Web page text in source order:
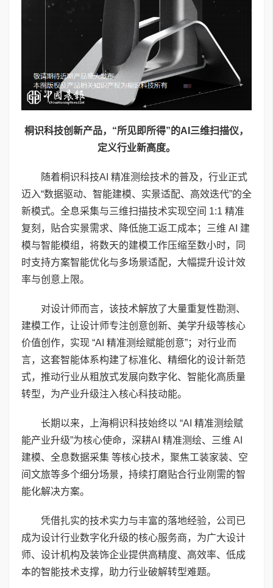
桐识科技创新产品，“所见即所得”的AI 三维扫描仪，
定义行业新高度。
随着桐识科技AI 精准测绘技术的普及，行业正式
迈入“数据驱动、智能建模、实景适配、高效迭代”的全
新模式。全息采集与三维扫描技术实现空间 1:1 精准
复刻，贴合实景需求、降低施工返工成本；三维 AI 建
模与智能模组，将数天的建模工作压缩至数小时，同
时支持方案智能优化与多场景适配，大幅提升设计效
率与创意上限。
对设计师而言，该技术解放了大量重复性勘测、
建模工作，让设计师专注创意创新、美学升级等核心
价值创作，实现 “AI 精准测绘赋能创意”；对行业而
言，这套智能体系构建了标准化、精细化的设计新范
式，推动行业从粗放式发展向数字化、智能化高质量
转型，为产业升级注入核心科技动能。
长期以来，上海桐识科技始终以 “AI 精准测绘赋
能产业升级”为核心使命，深耕AI 精准测绘、三维 AI
建模、全息数据采集 等核心技术，聚焦工装家装、空
间文旅等多个细分场景，持续打磨贴合行业刚需的智
能化解决方案。
凭借扎实的技术实力与丰富的落地经验，公司已
成为设计行业数字化升级的核心服务商，为广大设计
师、设计机构及装饰企业提供高精度、高效率、低成
本的智能技术支撑，助力行业破解转型难题。